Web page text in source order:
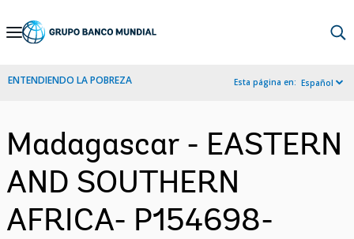
Skip
Navigation
ENTENDIENDO LA POBREZA Esta página en: Español
Madagascar - EASTERN
AND SOUTHERN
AFRICA- P154698-